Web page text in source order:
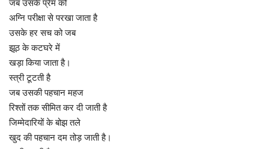
जब उसके प्रेम को
अग्नि परीक्षा से परखा जाता है
उसके हर सच को जब
झूठ के कटघरे में
खड़ा किया जाता है।
स्त्री टूटती है
जब उसकी पहचान महज
रिश्तों तक सीमित कर दी जाती है
जिम्मेदारियों के बोझ तले
खुद की पहचान दम तोड़ जाती है।